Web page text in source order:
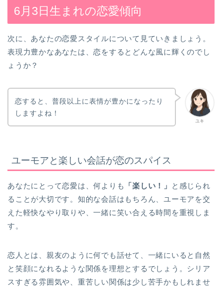
6月3日生まれの恋愛傾向
次に、あなたの恋愛スタイルについて見ていきましょう。
表現力豊かなあなたは、恋をするとどんな風に輝くのでし
ょうか？
ユキ
恋すると、普段以上に表情が豊かになったり
しますよね！
ユーモアと楽しい会話が恋のスパイス
あなたにとって恋愛は、何よりも 「楽しい！」
と感じられ
ることが大切です。知的な会話はもちろん、ユーモアを交
えた軽快なやり取りや、一緒に笑い合える時間を重視しま
す。
恋人とは、親友のように何でも話せて、一緒にいると自然
と笑顔になれるような関係を理想とするでしょう。シリア
スすぎる雰囲気や、重苦しい関係は少し苦手かもしれませ